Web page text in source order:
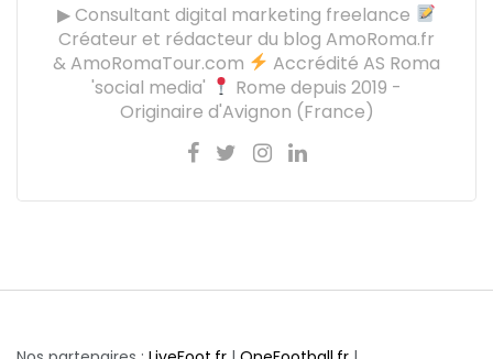
▶ Consultant digital marketing freelance
Créateur et rédacteur du blog AmoRoma.fr
& AmoRomaTour.com
Accrédité AS Roma
'social media'
Rome depuis 2019 -
Originaire d'Avignon (France)